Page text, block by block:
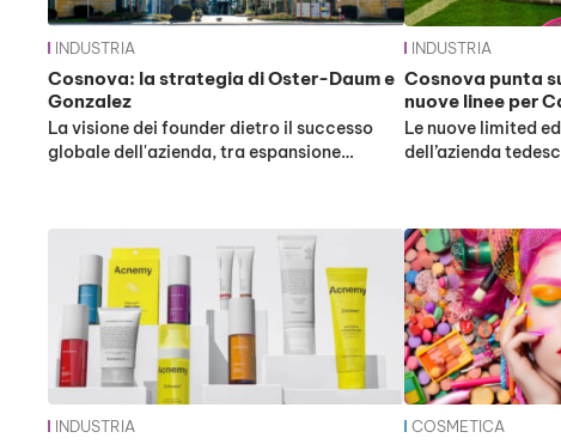
INDUSTRIA
Cosnova: la strategia di Oster-Daum e
Gonzalez
La visione dei founder dietro il successo
globale dell'azienda, tra espansione…
INDUSTRIA
Cosnova punta
nuove linee per
Le nuove limited
dell’azienda
INDUSTRIA COSMETICA